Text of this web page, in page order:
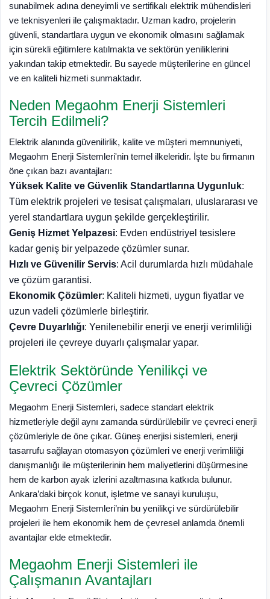
sunabilmek adına deneyimli ve sertifikalı elektrik mühendisleri
ve teknisyenleri ile çalışmaktadır. Uzman kadro, projelerin
güvenli, standartlara uygun ve ekonomik olmasını sağlamak
için sürekli eğitimlere katılmakta ve sektörün yeniliklerini
yakından takip etmektedir. Bu sayede müşterilerine en güncel
ve en kaliteli hizmeti sunmaktadır.
Neden Megaohm Enerji Sistemleri
Tercih Edilmeli?
Elektrik alanında güvenilirlik, kalite ve müşteri memnuniyeti,
Megaohm Enerji Sistemleri'nin temel ilkeleridir. İşte bu firmanın
öne çıkan bazı avantajları:
Yüksek Kalite ve Güvenlik Standartlarına Uygunluk:
Tüm elektrik projeleri ve tesisat çalışmaları, uluslararası ve
yerel standartlara uygun şekilde gerçekleştirilir.
Geniş Hizmet Yelpazesi: Evden endüstriyel tesislere
kadar geniş bir yelpazede çözümler sunar.
Hızlı ve Güvenilir Servis: Acil durumlarda hızlı müdahale
ve çözüm garantisi.
Ekonomik Çözümler: Kaliteli hizmeti, uygun fiyatlar ve
uzun vadeli çözümlerle birleştirir.
Çevre Duyarlılığı: Yenilenebilir enerji ve enerji verimliliği
projeleri ile çevreye duyarlı çalışmalar yapar.
Elektrik Sektöründe Yenilikçi ve
Çevreci Çözümler
Megaohm Enerji Sistemleri, sadece standart elektrik
hizmetleriyle değil aynı zamanda sürdürülebilir ve çevreci enerji
çözümleriyle de öne çıkar. Güneş enerjisi sistemleri, enerji
tasarrufu sağlayan otomasyon çözümleri ve enerji verimliliği
danışmanlığı ile müşterilerinin hem maliyetlerini düşürmesine
hem de karbon ayak izlerini azaltmasına katkıda bulunur.
Ankara’daki birçok konut, işletme ve sanayi kuruluşu,
Megaohm Enerji Sistemleri’nin bu yenilikçi ve sürdürülebilir
projeleri ile hem ekonomik hem de çevresel anlamda önemli
avantajlar elde etmektedir.
Megaohm Enerji Sistemleri ile
Çalışmanın Avantajları